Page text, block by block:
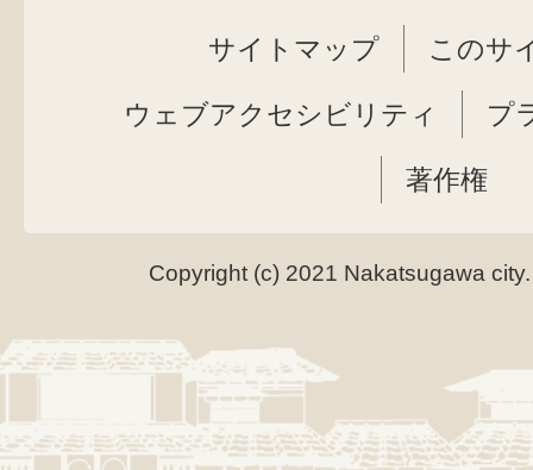
サイトマップ このサ
ウェブアクセシビリティ プ
著作権
Copyright (c) 2021 Nakatsugawa